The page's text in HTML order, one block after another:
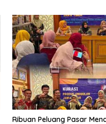
Ribuan Peluang Pasar